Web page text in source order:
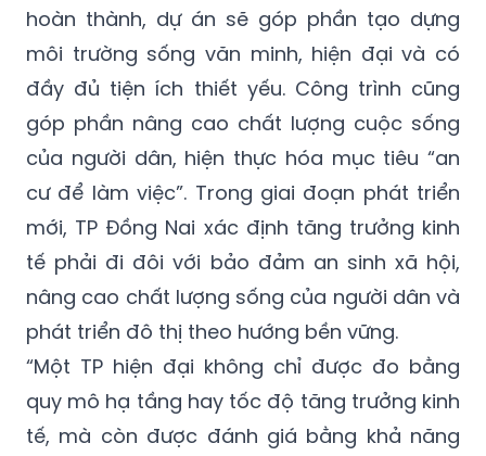
hoàn thành, dự án sẽ góp phần tạo dựng
môi trường sống văn minh, hiện đại và có
đầy đủ tiện ích thiết yếu. Công trình cũng
góp phần nâng cao chất lượng cuộc sống
của người dân, hiện thực hóa mục tiêu “an
cư để làm việc”. Trong giai đoạn phát triển
mới, TP Đồng Nai xác định tăng trưởng kinh
tế phải đi đôi với bảo đảm an sinh xã hội,
nâng cao chất lượng sống của người dân và
phát triển đô thị theo hướng bền vững.
“Một TP hiện đại không chỉ được đo bằng
quy mô hạ tầng hay tốc độ tăng trưởng kinh
tế, mà còn được đánh giá bằng khả năng